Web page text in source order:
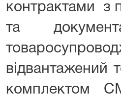
контрактами з
та
відвантажений
комплектом